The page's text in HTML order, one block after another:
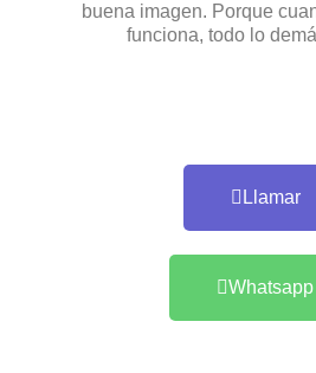
buena imagen. Porque
funciona, todo lo
Llamar
Whatsapp